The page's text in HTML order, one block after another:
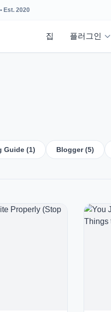
Est. 2020
집 플러그인
Guide (1) Blogger (5)